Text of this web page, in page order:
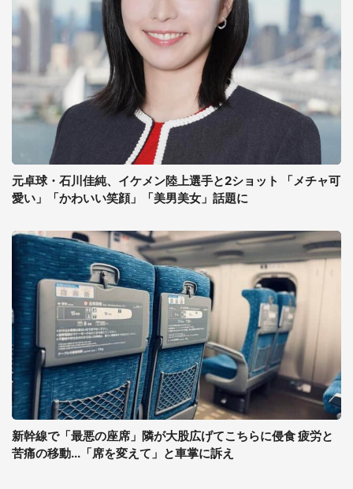
元卓球・石川佳純、イケメン陸上選手と2ショット 「メチャ可
愛い」「かわいい笑顔」「美男美女」話題に
新幹線で「最悪の座席」隣が大股広げてこちらに侵食 疲労と
苦痛の移動...「席を変えて」と車掌に訴え